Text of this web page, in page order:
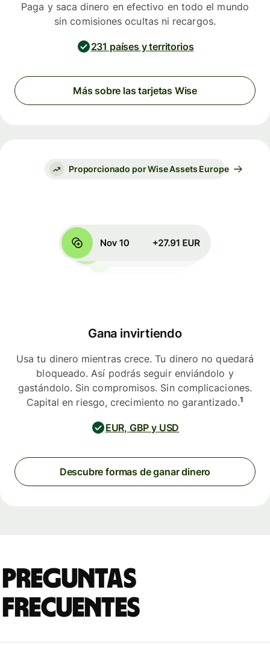
Paga y saca dinero en efectivo en todo el mundo
sin comisiones ocultas ni recargos.
231 países y territorios
Más sobre las tarjetas Wise
Proporcionado por Wise Assets Europe
Gana invirtiendo
Usa tu dinero mientras crece. Tu dinero no quedará
bloqueado. Así podrás seguir enviándolo y
gastándolo. Sin compromisos. Sin complicaciones.
Capital en riesgo, crecimiento no garantizado.1
EUR, GBP y USD
Descubre formas de ganar dinero
Preguntas
frecuentes